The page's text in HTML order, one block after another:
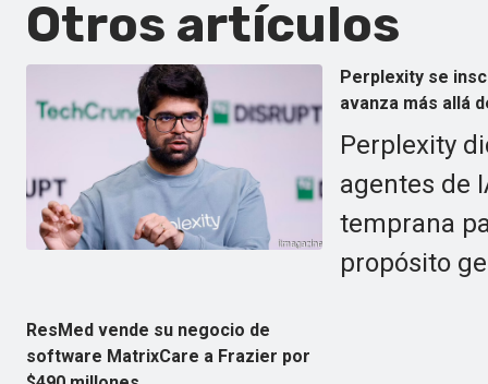
Otros artículos
Perplexity se
avanza más allá
Perplexity
agentes de
temprana
propósito
ResMed vende su negocio de
software MatrixCare a Frazier por